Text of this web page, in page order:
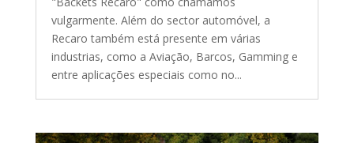
vulgarmente. Além do sector automóvel, a
Recaro também está presente em várias
industrias, como a Aviação, Barcos, Gamming e
entre aplicações especiais como no...